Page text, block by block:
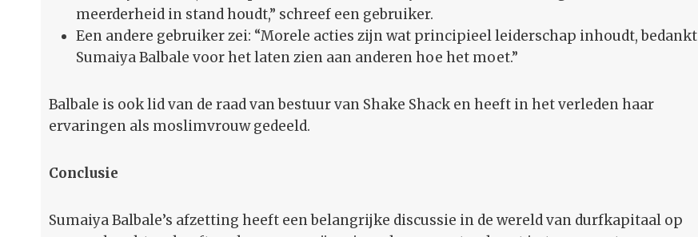
meerderheid in stand houdt,” schreef een gebruiker.
Een andere gebruiker zei: “Morele acties zijn wat principieel leiderschap inhoudt, bedankt
Sumaiya Balbale voor het laten zien aan anderen hoe het moet.”
Balbale is ook lid van de raad van bestuur van Shake Shack en heeft in het verleden haar
ervaringen als moslimvrouw gedeeld.
Conclusie
Sumaiya Balbale’s afzetting heeft een belangrijke discussie in de wereld van durfkapitaal op